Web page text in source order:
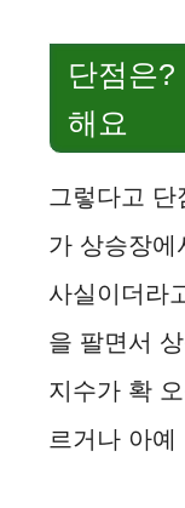
단점은
해요
그렇다고
가 상승장에
사실이더라
을 팔면서
지수가 확
르거나 아예